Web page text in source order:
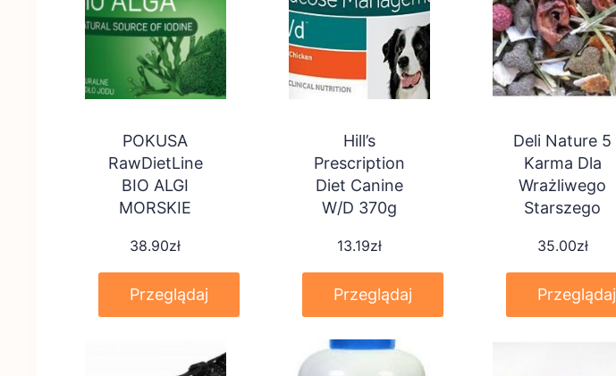
POKUSA
RawDietLine
BIO ALGI
MORSKIE
38.90zł
Przeglądaj
Hill’s
Prescription
Diet Canine
W/D 370g
13.19zł
Przeglądaj
Deli Nature 5
Karma Dla
Wrażliwego
Starszego
Karłowatego
2,5Kg
35.00zł
Przeglądaj